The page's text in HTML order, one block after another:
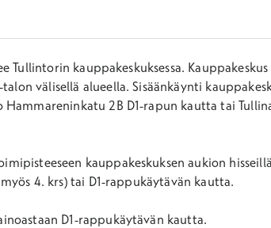
Tullintorin kauppakeskuksessa. Kauppakeskus
välisellä alueella. Sisäänkäynti
Hammareninkatu 2B D1-rapun kautta tai
kauppakeskuksen aukion
4. krs) tai D1-rappukäytävän kautta.
D1-rappukäytävän kautta.